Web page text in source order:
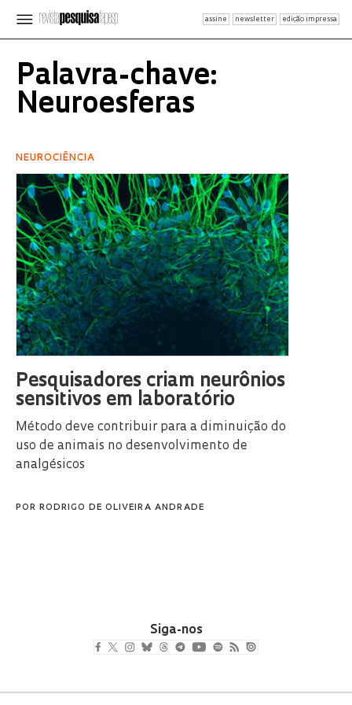
assine newsletter edição impressa
Palavra-chave:
Neuroesferas
NEUROCIÊNCIA
Pesquisadores criam neurônios
sensitivos em laboratório
Método deve contribuir para a diminuição do
uso de animais no desenvolvimento de
analgésicos
POR RODRIGO DE OLIVEIRA ANDRADE
Siga-nos